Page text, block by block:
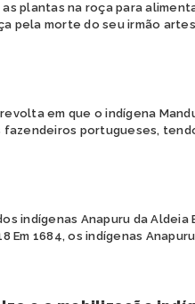
as plantas na roça para
pela morte do seu irmão
em que o indígena
portugueses,
indígenas Anapuru da
Em 1684, os indígenas